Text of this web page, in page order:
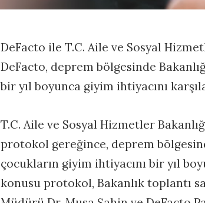
DeFacto ile T.C. Aile ve Sosyal
DeFacto, deprem bölgesinde
bir yıl boyunca giyim ihtiyacını
T.C. Aile ve Sosyal Hizmetler
protokol gereğince, deprem
çocukların giyim ihtiyacını bir yıl
konusu protokol, Bakanlık toplantı